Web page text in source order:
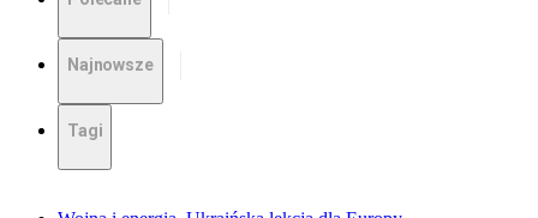
Najnowsze
Tagi